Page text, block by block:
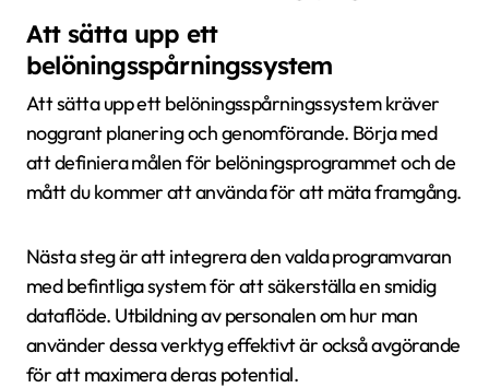
Att sätta upp ett
belöningsspårningssystem
Att sätta upp ett belöningsspårningssystem kräver
noggrant planering och genomförande. Börja med
att definiera målen för belöningsprogrammet och de
mått du kommer att använda för att mäta framgång.
Nästa steg är att integrera den valda programvaran
med befintliga system för att säkerställa en smidig
dataflöde. Utbildning av personalen om hur man
använder dessa verktyg effektivt är också avgörande
för att maximera deras potential.